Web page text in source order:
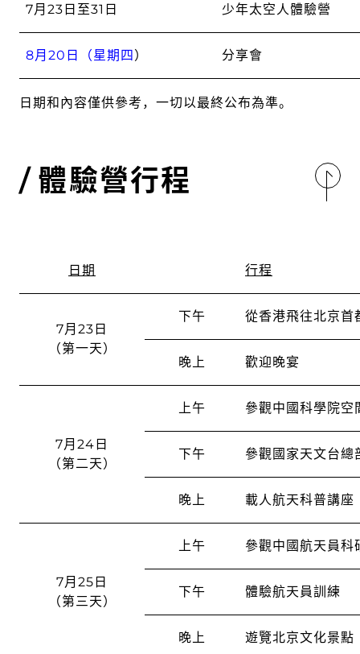
7月23日至31日 少年太空人體驗營
8月20日（星期四） 分享會
日期和內容僅供參考，一切以最終公布為準。
體驗營行程
日期 行程
7月23日
（第一天）
下午 從香港飛往北京首
晚上 歡迎晚宴
7月24日
（第二天）
上午 參觀中國科學院空
下午 參觀國家天文台總
晚上 載人航天科普講座
7月25日
（第三天）
上午 參觀中國航天員科
下午 體驗航天員訓練
晚上 遊覽北京文化景點